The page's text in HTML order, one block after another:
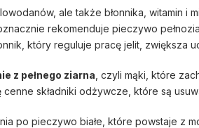
ale także błonnika, witamin i
rekomenduje pieczywo
który reguluje pracę jelit, zwiększa
z pełnego ziarna , czyli mąki, które
składniki odżywcze, które są
po pieczywo białe, które powstaje z